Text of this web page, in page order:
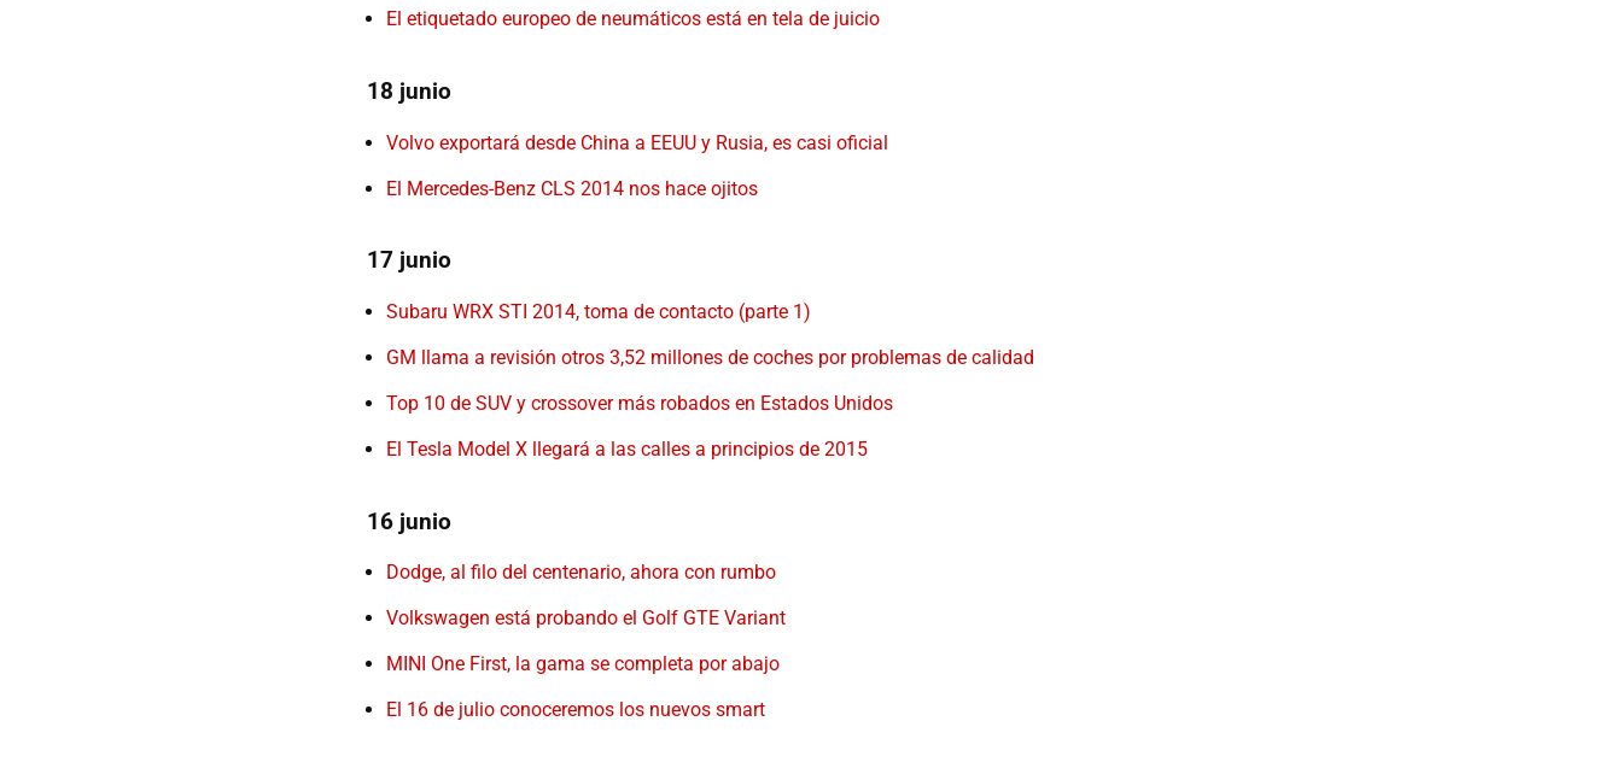
El etiquetado europeo de neumáticos está en tela de juicio
18 junio
Volvo exportará desde China a EEUU y Rusia, es casi oficial
El Mercedes-Benz CLS 2014 nos hace ojitos
17 junio
Subaru WRX STI 2014, toma de contacto (parte 1)
GM llama a revisión otros 3,52 millones de coches por problemas de calidad
Top 10 de SUV y crossover más robados en Estados Unidos
El Tesla Model X llegará a las calles a principios de 2015
16 junio
Dodge, al filo del centenario, ahora con rumbo
Volkswagen está probando el Golf GTE Variant
MINI One First, la gama se completa por abajo
El 16 de julio conoceremos los nuevos smart